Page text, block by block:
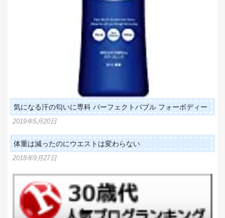
気になる汗の匂いに専科 パーフェクトバブル フォーボディー
2019年5月20日
体重は減ったのにウエストは変わらない
2018年9月27日